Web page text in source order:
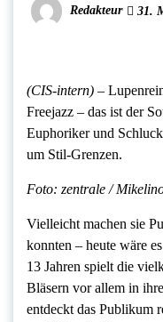
Redakteur 31.
(CIS-intern) –
Freejazz – das ist der
Euphoriker und
um Stil-Grenzen.
Foto: zentrale /
Vielleicht machen sie
konnten – heute wäre
13 Jahren spielt die
Bläsern vor allem in
entdeckt das Publikum